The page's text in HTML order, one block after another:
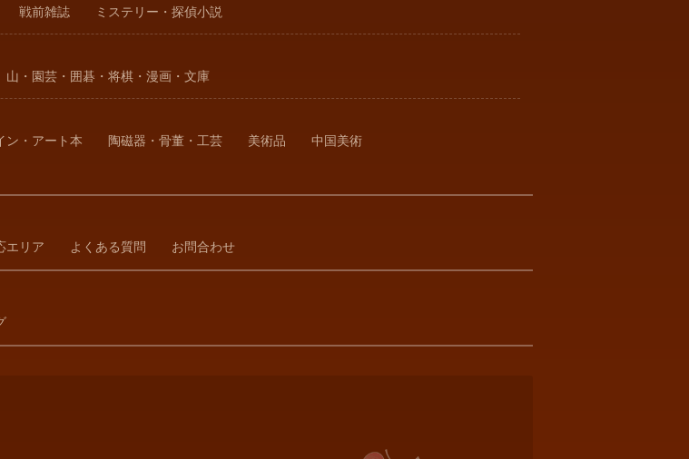
戦前雑誌 ミステリー・探偵小説
山・園芸・囲碁・将棋・漫画・文庫
ン・アート本 陶磁器・骨董・工芸 美術品 中国美術
エリア よくある質問 お問合わせ